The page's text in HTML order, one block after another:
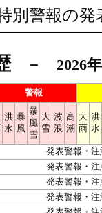
別警報の
－ 2026年8
警報
洪
水
暴
風
暴
風
雪
大
雪
波
浪
高
潮
大
雨
洪
水
発表警報・
発表警報・
発表警報・
発表警報・